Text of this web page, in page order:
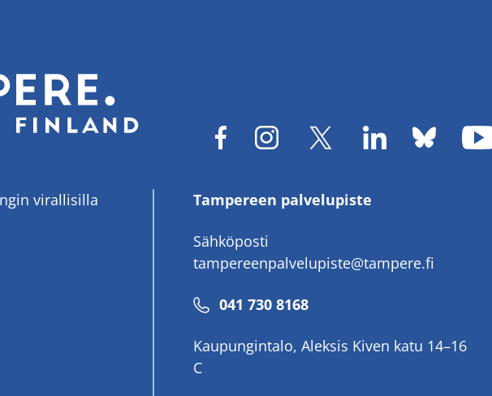
virallisilla
Tampereen palvelupiste
Sähköposti
tampereenpalvelupiste@tampere.fi
Puhelinnumero
041 730 8168
Kaupungintalo, Aleksis Kiven katu 14–16
C